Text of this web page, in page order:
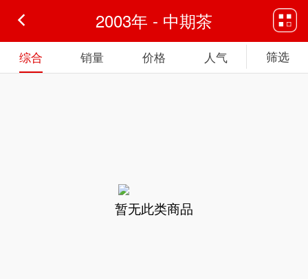
2003年 - 中期茶
综合 销量 价格 人气 筛选
暂无此类商品